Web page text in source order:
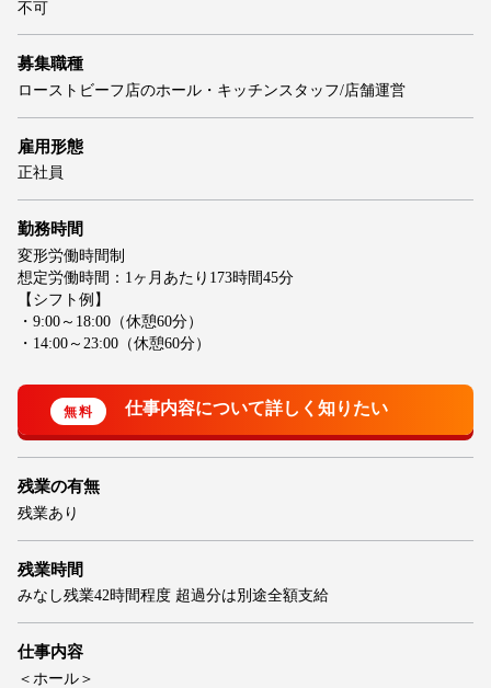
不可
募集職種
ローストビーフ店のホール・キッチンスタッフ/店舗運営
雇用形態
正社員
勤務時間
変形労働時間制
想定労働時間：1ヶ月あたり173時間45分
【シフト例】
・9:00～18:00（休憩60分）
・14:00～23:00（休憩60分）
残業の有無
残業あり
残業時間
みなし残業42時間程度 超過分は別途全額支給
仕事内容
＜ホール＞